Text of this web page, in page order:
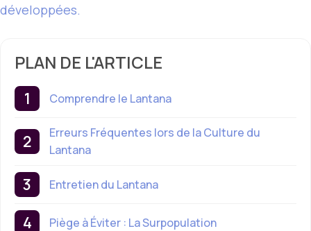
développées.
PLAN DE L'ARTICLE
Comprendre le Lantana
Erreurs Fréquentes lors de la Culture du
Lantana
Entretien du Lantana
Piège à Éviter : La Surpopulation